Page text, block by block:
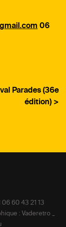
06
Parades (36e
édition) >
60 43 21 13
: Vaderetro _